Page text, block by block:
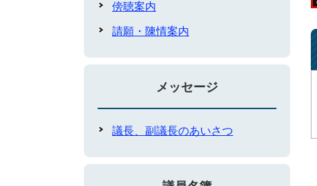
傍聴案内
請願・陳情案内
メッセージ
議長、副議長のあいさつ